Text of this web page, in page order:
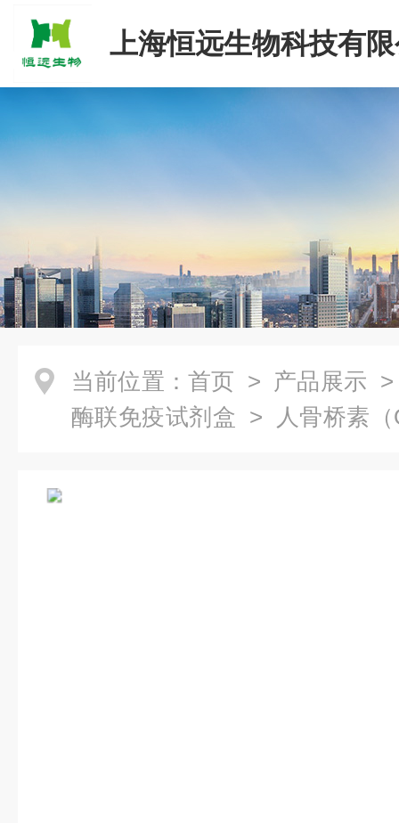
上海恒远生物科技有
当前位置： 首页 > 产品展示
酶联免疫试剂盒 > 人骨桥素（